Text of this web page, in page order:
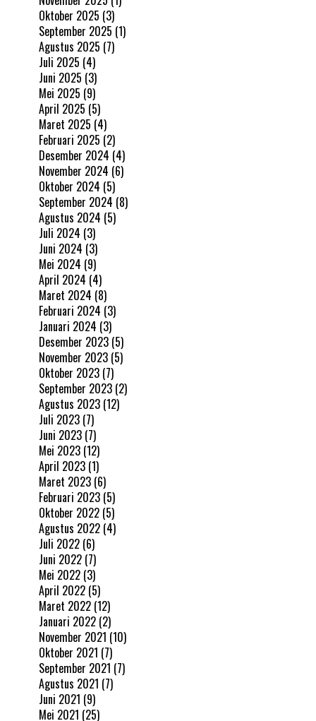
Oktober 2025 (3)
September 2025 (1)
Agustus 2025 (7)
Juli 2025 (4)
Juni 2025 (3)
Mei 2025 (9)
April 2025 (5)
Maret 2025 (4)
Februari 2025 (2)
Desember 2024 (4)
November 2024 (6)
Oktober 2024 (5)
September 2024 (8)
Agustus 2024 (5)
Juli 2024 (3)
Juni 2024 (3)
Mei 2024 (9)
April 2024 (4)
Maret 2024 (8)
Februari 2024 (3)
Januari 2024 (3)
Desember 2023 (5)
November 2023 (5)
Oktober 2023 (7)
September 2023 (2)
Agustus 2023 (12)
Juli 2023 (7)
Juni 2023 (7)
Mei 2023 (12)
April 2023 (1)
Maret 2023 (6)
Februari 2023 (5)
Oktober 2022 (5)
Agustus 2022 (4)
Juli 2022 (6)
Juni 2022 (7)
Mei 2022 (3)
April 2022 (5)
Maret 2022 (12)
Januari 2022 (2)
November 2021 (10)
Oktober 2021 (7)
September 2021 (7)
Agustus 2021 (7)
Juni 2021 (9)
Mei 2021 (25)